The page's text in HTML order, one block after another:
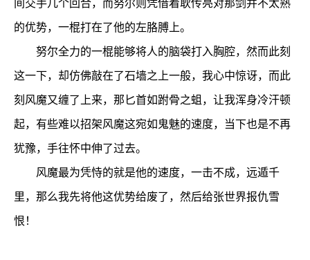
的优势，一棍打在了他的左胳膊上。
努尔全力的一棍能够将人的脑袋打入胸腔，然而此刻
这一下，却仿佛敲在了石墙之上一般，我心中惊讶，而此
刻风魔又缠了上来，那匕首如跗骨之蛆，让我浑身冷汗顿
起，有些难以招架风魔这宛如鬼魅的速度，当下也是不再
犹豫，手往怀中伸了过去。
风魔最为凭恃的就是他的速度，一击不成，远遁千
里，那么我先将他这优势给废了，然后给张世界报仇雪
恨！